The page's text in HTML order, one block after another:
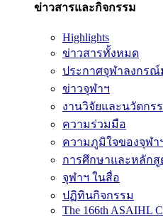
ข่าวสารและกิจกรรม
Highlights
ข่าวสารทั้งหมด
ประกาศจุฬาลงกรณ์
ข่าวจุฬาฯ
งานวิจัยและนวัตกร
ความร่วมมือ
ความภูมิใจของจุฬา
การศึกษาและหลักสู
จุฬาฯ ในสื่อ
ปฏิทินกิจกรรม
The 166th ASAIHL